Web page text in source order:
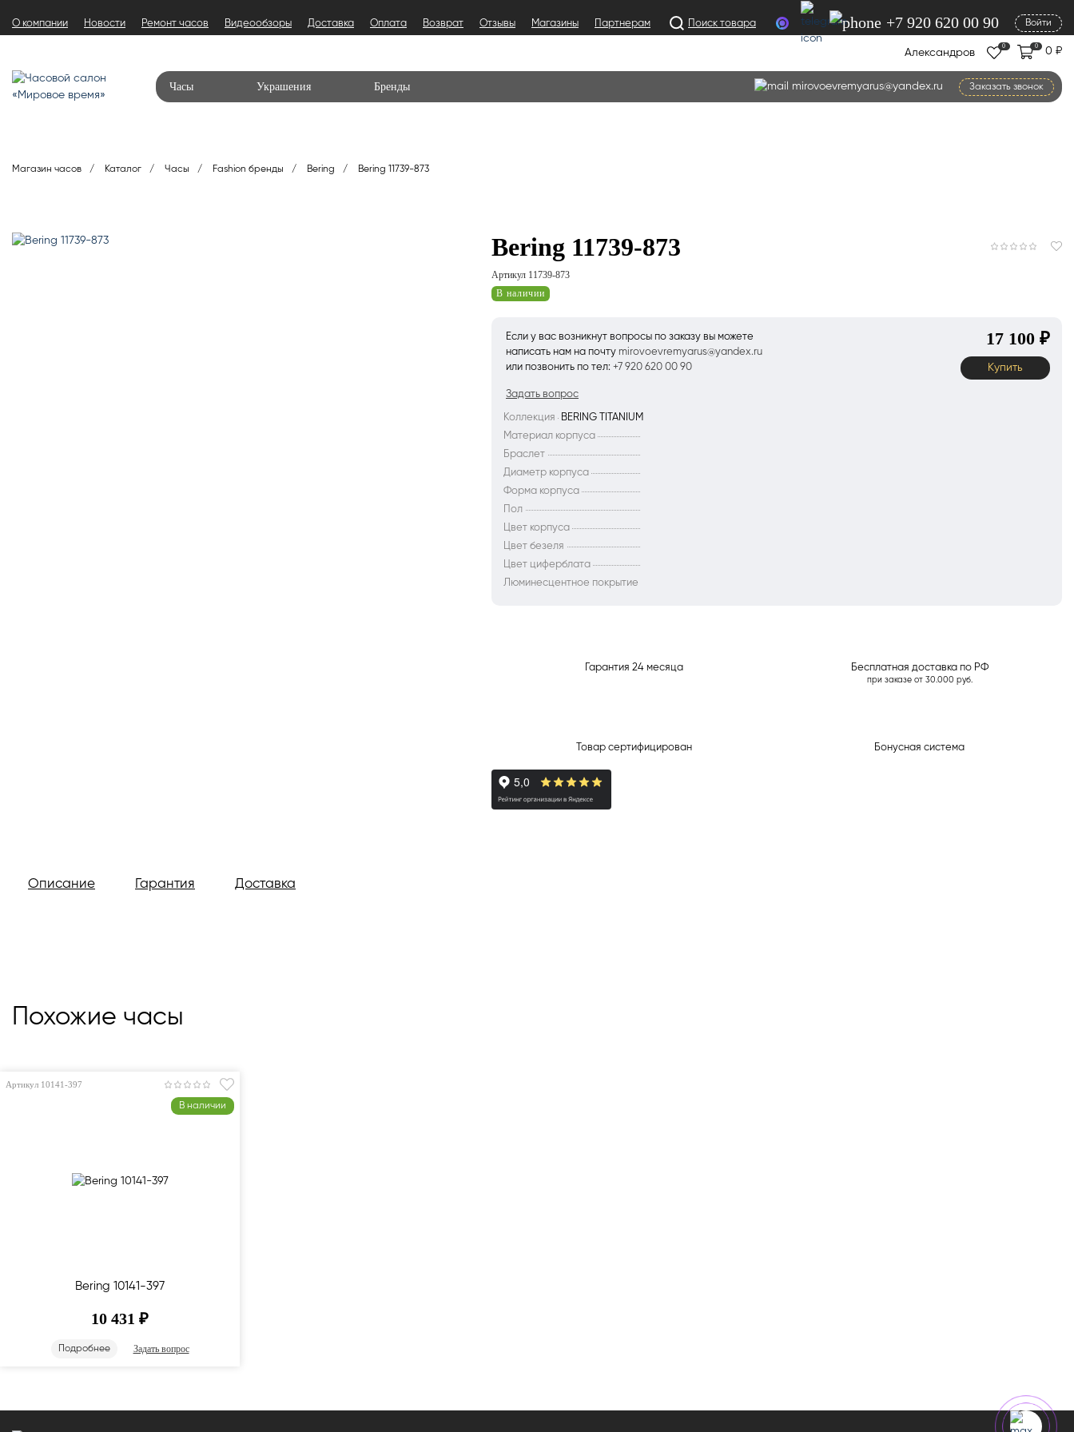
О компании Новости Ремонт часов Видеообзоры Доставка Оплата Возврат Отзывы Магазины Партнерам Поиск товара +7 920 620 00 90 Войти
Александров
0 0 0 ₽
Часы Украшения Бренды mirovoevremyarus@yandex.ru Заказать звонок
Магазин часов Каталог Часы Fashion бренды Bering Bering 11739-873
Bering 11739-873
Артикул 11739-873
В наличии
Если у вас возникнут вопросы по заказу вы можете
написать нам на почту mirovoevremyarus@yandex.ru
или позвонить по тел: +7 920 620 00 90
Задать вопрос
17 100 ₽
Купить
Коллекция
BERING TITANIUM
Материал корпуса
Браслет
Диаметр корпуса
Форма корпуса
Пол
Цвет корпуса
Цвет безеля
Цвет циферблата
Люминесцентное покрытие
Гарантия 24 месяца Бесплатная доставка по РФ
при заказе от 30.000 руб.
Товар сертифицирован Бонусная система
Описание Гарантия Доставка
Похожие часы
Артикул 10141-397
В наличии
Bering 10141-397
10 431 ₽
Подробнее Задать вопрос